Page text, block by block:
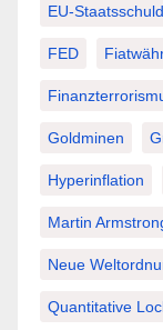
EU-
FED
Goldminen
Hyperinflation
Martin
Neue
Quantitative